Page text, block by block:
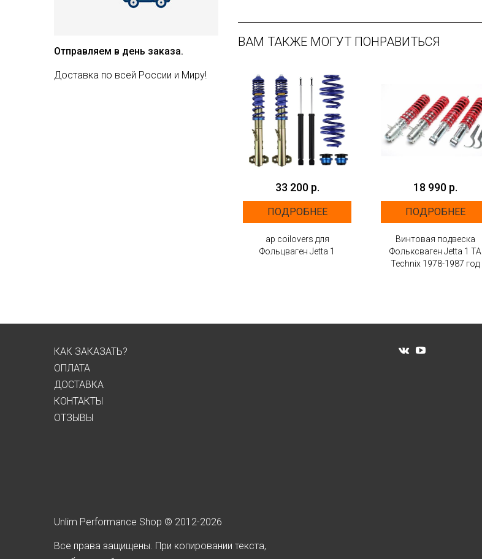
Отправляем в день заказа.
Доставка по всей России и Миру!
ВАМ ТАКЖЕ МОГУТ ПОНРАВИТЬСЯ
33 200 р.
ПОДРОБНЕЕ
ap coilovers для
Фольцваген Jetta 1
18 990 р.
ПОДРОБНЕЕ
Винтовая подвеска
Фольксваген Jetta 1 ТА
Technix 1978-1987 год
КАК ЗАКАЗАТЬ?
ОПЛАТА
ДОСТАВКА
КОНТАКТЫ
ОТЗЫВЫ
Unlim Performance Shop © 2012-2026
Все права защищены. При копировании текста,